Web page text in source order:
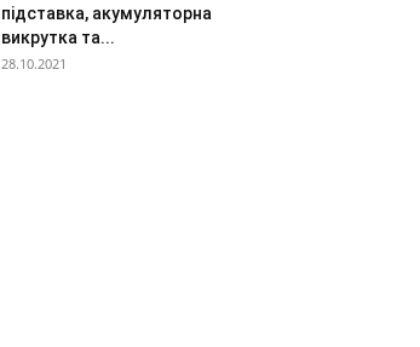
підставка, акумуляторна
викрутка та...
28.10.2021